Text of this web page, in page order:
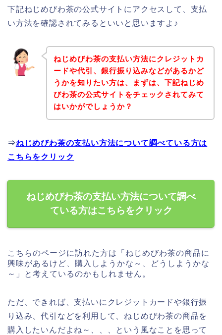
下記ねじめびわ茶の公式サイトにアクセスして、支払
い方法を確認されてみるといいと思いますよ♪
ねじめびわ茶の支払い方法にクレジットカ
ードや代引、銀行振り込みなどがあるかど
うかを知りたい方は、まずは、下記ねじめ
びわ茶の公式サイトをチェックされてみて
はいかがでしょうか？
⇒ねじめびわ茶の支払い方法について調べている方は
こちらをクリック
ねじめびわ茶の支払い方法について調べ
ている方はこちらをクリック
こちらのページに訪れた方は「ねじめびわ茶の商品に
興味があるけど、購入しようかな～、どうしようかな
～」と考えているのかもしれません。
ただ、できれば、支払いにクレジットカードや銀行振
り込み、代引などを利用して、ねじめびわ茶の商品を
購入したいんだよね～、、、という風なことを思って